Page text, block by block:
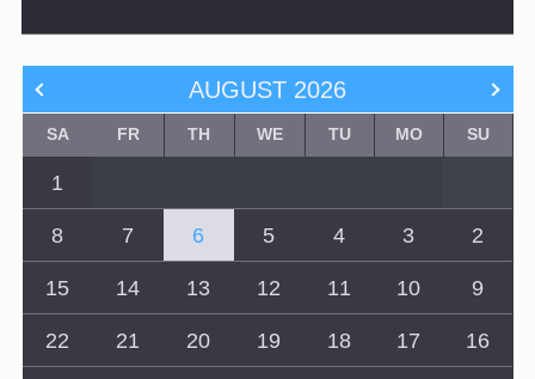
AUGUST 2026
TU
WE
TH
1
8
9
10
11
12
13
14
15
16
17
18
19
20
21
22
23
24
25
26
27
28
29